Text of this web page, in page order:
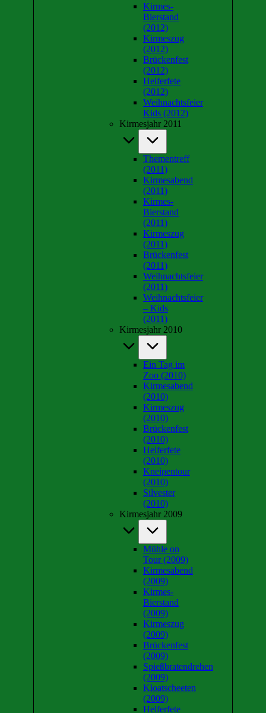
Kirmes-
Bierstand
(2012)
Kirmeszug
(2012)
Brückenfest
(2012)
Helferfete
(2012)
Weihnachtsfeier
Kids (2012)
Kirmesjahr 2011
Thementreff
(2011)
Kirmesabend
(2011)
Kirmes-
Bierstand
(2011)
Kirmeszug
(2011)
Brückenfest
(2011)
Weihnachtsfeier
(2011)
Weihnachtsfeier
– Kids
(2011)
Kirmesjahr 2010
Ein Tag im
Zoo (2010)
Kirmesabend
(2010)
Kirmeszug
(2010)
Brückenfest
(2010)
Helferfete
(2010)
Kneipentour
(2010)
Silvester
(2010)
Kirmesjahr 2009
Mühle on
Tour (2009)
Kirmesabend
(2009)
Kirmes-
Bierstand
(2009)
Kirmeszug
(2009)
Brückenfest
(2009)
Spießbratendrehen
(2009)
Kloatscheeten
(2009)
Helferfete